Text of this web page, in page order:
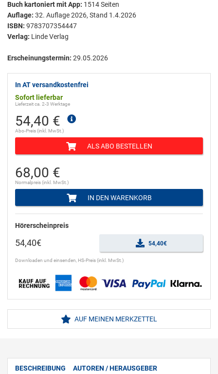
Buch kartoniertmit App: 1514Seiten
Auflage: 32. Auflage 2026, Stand 1.4.2026
ISBN: 9783707354447
Verlag: Linde Verlag
Erscheinungstermin: 29.05.2026
In AT versandkostenfrei
Sofort lieferbar
Lieferzeit ca. 2-3 Werktage
54,40 €
Abo-Preis (inkl. MwSt.)
ALS ABO BESTELLEN
68,00 €
Normalpreis (inkl. MwSt.)
IN DEN WARENKORB
Hörerscheinpreis
54,40€ 54,40€
Downloaden und einsenden, HS-Preis (inkl. MwSt.)
AUF MEINEN MERKZETTEL
BESCHREIBUNG AUTOREN / HERAUSGEBER